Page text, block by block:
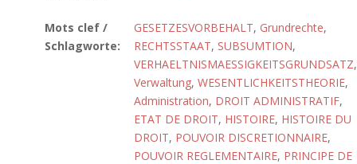
Mots clef /
Schlagworte:
GESETZESVORBEHALT, Grundrechte,
RECHTSSTAAT, SUBSUMTION,
VERHAELTNISMAESSIGKEITSGRUNDSATZ,
Verwaltung, WESENTLICHKEITSTHEORIE,
Administration, DROIT ADMINISTRATIF,
ETAT DE DROIT, HISTOIRE, HISTOIRE DU
DROIT, POUVOIR DISCRETIONNAIRE,
POUVOIR REGLEMENTAIRE, PRINCIPE DE